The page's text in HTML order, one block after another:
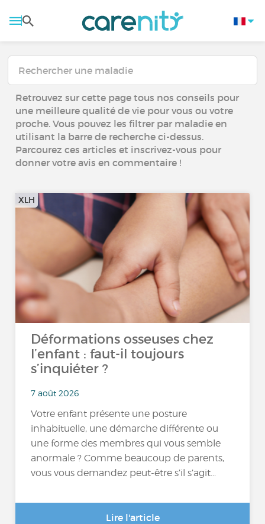
Retrouvez sur cette page tous nos conseils pour
une meilleure qualité de vie pour vous ou votre
proche. Vous pouvez les filtrer par maladie en
utilisant la barre de recherche ci-dessus.
Parcourez ces articles et inscrivez-vous pour
donner votre avis en commentaire !
XLH
Déformations osseuses chez
l’enfant : faut-il toujours
s’inquiéter ?
7 août 2026
Votre enfant présente une posture
inhabituelle, une démarche différente ou
une forme des membres qui vous semble
anormale ? Comme beaucoup de parents,
vous vous demandez peut-être s’il s’agit...
Lire l'article